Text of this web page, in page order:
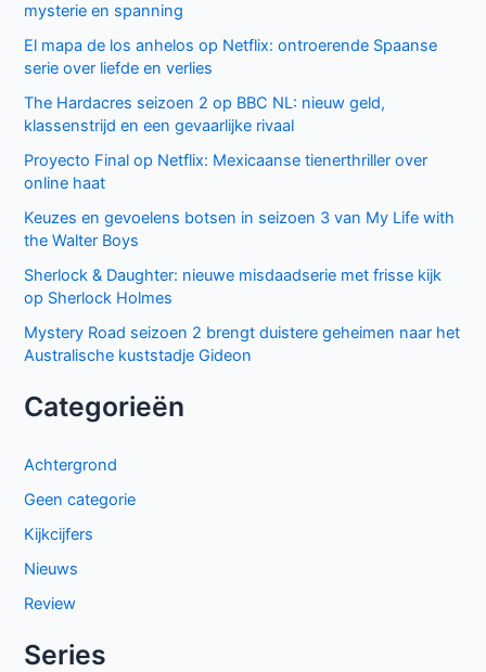
mysterie en spanning
El mapa de los anhelos op Netflix: ontroerende Spaanse
serie over liefde en verlies
The Hardacres seizoen 2 op BBC NL: nieuw geld,
klassenstrijd en een gevaarlijke rivaal
Proyecto Final op Netflix: Mexicaanse tienerthriller over
online haat
Keuzes en gevoelens botsen in seizoen 3 van My Life with
the Walter Boys
Sherlock & Daughter: nieuwe misdaadserie met frisse kijk
op Sherlock Holmes
Mystery Road seizoen 2 brengt duistere geheimen naar het
Australische kuststadje Gideon
Categorieën
Achtergrond
Geen categorie
Kijkcijfers
Nieuws
Review
Series